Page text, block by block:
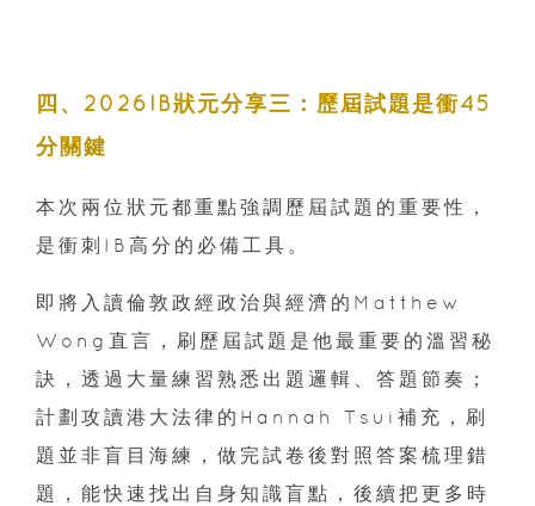
四、2026IB狀元分享三：歷屆試題是衝45
分關鍵
本次兩位狀元都重點強調歷屆試題的重要性，
是衝刺IB高分的必備工具。
即將入讀倫敦政經政治與經濟的Matthew
Wong直言，刷歷屆試題是他最重要的溫習秘
訣，透過大量練習熟悉出題邏輯、答題節奏；
計劃攻讀港大法律的Hannah Tsui補充，刷
題並非盲目海練，做完試卷後對照答案梳理錯
題，能快速找出自身知識盲點，後續把更多時